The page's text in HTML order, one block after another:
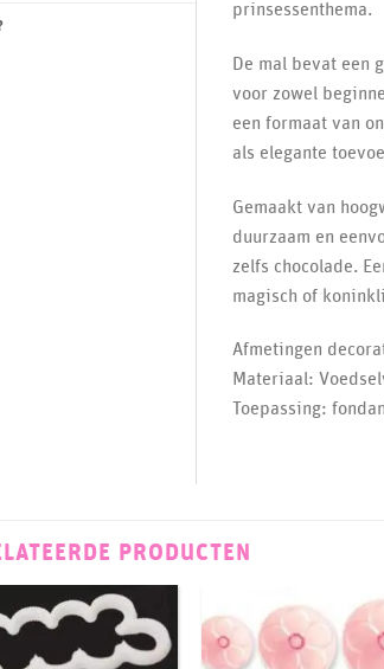
prinsessenthema.
De mal bevat een
voor zowel
een formaat van
als elegante
Gemaakt van
duurzaam en
zelfs chocolade.
magisch of
Afmetingen
Materiaal:
Toepassing:
PRODUCTEN